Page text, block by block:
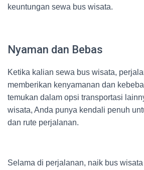
keuntungan sewa bus wisata.
Nyaman dan Bebas
Ketika kalian sewa bus wisata,
memberikan kenyamanan dan
temukan dalam opsi transportasi
wisata, Anda punya kendali penuh
dan rute perjalanan.
Selama di perjalanan, naik bus